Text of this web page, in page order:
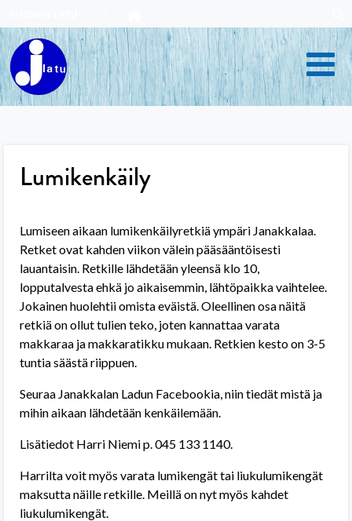
to
content
Lumikenkäily
Lumiseen aikaan lumikenkäilyretkiä ympäri Janakkalaa.
Retket ovat kahden viikon välein pääsääntöisesti
lauantaisin. Retkille lähdetään yleensä klo 10,
lopputalvesta ehkä jo aikaisemmin, lähtöpaikka vaihtelee.
Jokainen huolehtii omista eväistä. Oleellinen osa näitä
retkiä on ollut tulien teko, joten kannattaa varata
makkaraa ja makkaratikku mukaan. Retkien kesto on 3-5
tuntia säästä riippuen.
Seuraa Janakkalan Ladun Facebookia, niin tiedät mistä ja
mihin aikaan lähdetään kenkäilemään.
Lisätiedot Harri Niemi p. 045 133 1140.
Harrilta voit myös varata lumikengät tai liukulumikengät
maksutta näille retkille. Meillä on nyt myös kahdet
liukulumikengät.